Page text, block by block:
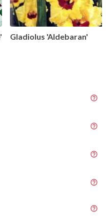
Gladiolus 'Aldebaran'